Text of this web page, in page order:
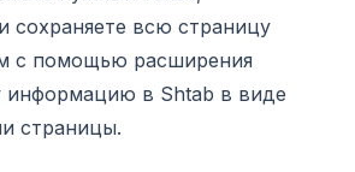
сохраняете всю страницу
с помощью расширения
информацию в Shtab в виде
страницы.